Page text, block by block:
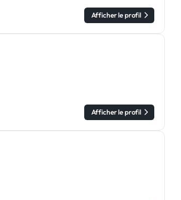
Afficher le profil
Afficher le profil